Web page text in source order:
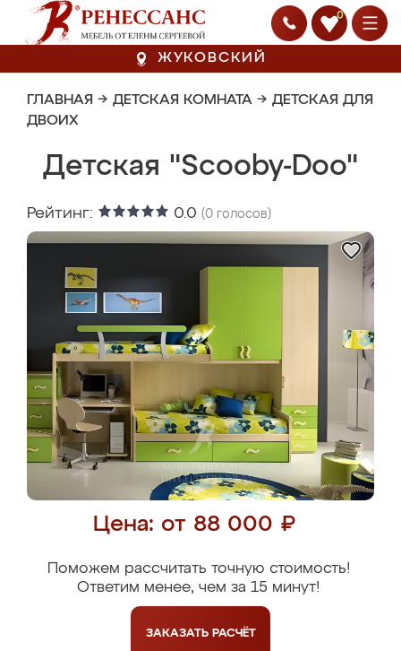
0
ЖУКОВСКИЙ
ГЛАВНАЯ → ДЕТСКАЯ КОМНАТА → ДЕТСКАЯ ДЛЯ
ДВОИХ
Детская "Scooby-Doo"
Рейтинг: 0.0 (0 голосов)
Цена: от 88 000 ₽
Поможем рассчитать точную стоимость!
Ответим менее, чем за 15 минут!
ЗАКАЗАТЬ РАСЧЁТ